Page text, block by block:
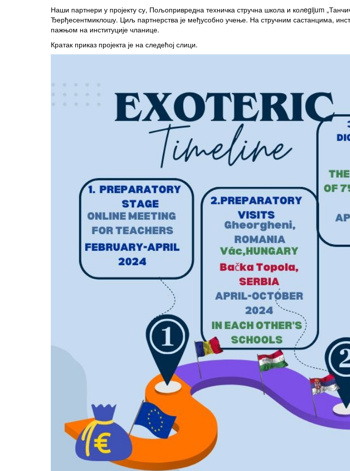
Наши партнери у пројекту су, Пољопривредна техничка стручна школа и колegijum
Ђерђесентмиклошу. Циљ партнерства је међусобно учење. На стручним састанцима,
пажњом на институције чланице.
Кратак приказ пројекта је на следећој слици.